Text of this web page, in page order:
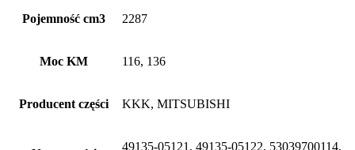
Pojemność cm3 2287
Moc KM 116, 136
Producent części KKK, MITSUBISHI
49135-05121, 49135-05122, 53039700114,